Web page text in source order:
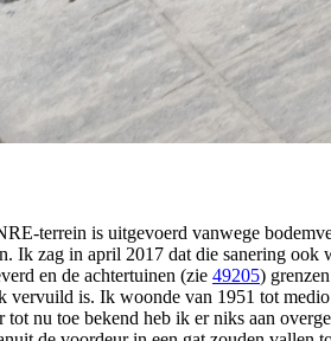
terrein is uitgevoerd vanwege
Ik zag in april 2017 dat die sanering
en de achtertuinen (zie 49205)
is. Ik woonde van 1951 tot
nu toe bekend heb ik er niks aan